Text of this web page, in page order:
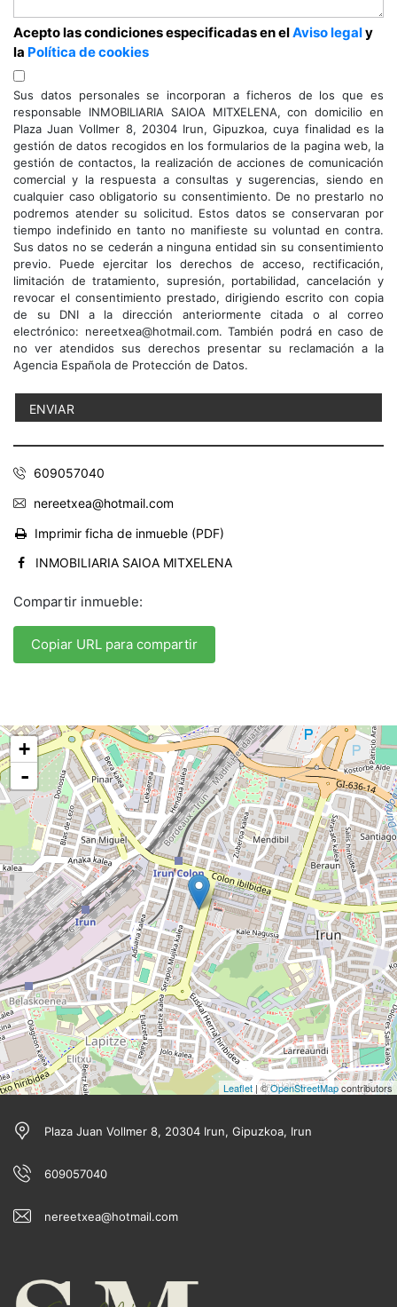
Acepto las condiciones especificadas en elAviso legaly
la Política de cookies
Sus datos personales se incorporan a ficheros de los que es
responsable INMOBILIARIA SAIOA MITXELENA, con domicilio en
Plaza Juan Vollmer 8, 20304 Irun, Gipuzkoa, cuya finalidad es la
gestión de datos recogidos en los formularios de la pagina web, la
gestión de contactos, la realización de acciones de comunicación
comercial y la respuesta a consultas y sugerencias, siendo en
cualquier caso obligatorio su consentimiento. De no prestarlo no
podremos atender su solicitud. Estos datos se conservaran por
tiempo indefinido en tanto no manifieste su voluntad en contra.
Sus datos no se cederán a ninguna entidad sin su consentimiento
previo. Puede ejercitar los derechos de acceso, rectificación,
limitación de tratamiento, supresión, portabilidad, cancelación y
revocar el consentimiento prestado, dirigiendo escrito con copia
de su DNI a la dirección anteriormente citada o al correo
electrónico: nereetxea@hotmail.com. También podrá en caso de
no ver atendidos sus derechos presentar su reclamación a la
Agencia Española de Protección de Datos.
609057040
nereetxea@hotmail.com
Imprimir ficha de inmueble (PDF)
INMOBILIARIA SAIOA MITXELENA
Compartir inmueble:
Copiar URL para compartir
+
-
Leaflet | ©OpenStreetMapcontributors
Plaza Juan Vollmer 8, 20304 Irun, Gipuzkoa, Irun
609057040
nereetxea@hotmail.com